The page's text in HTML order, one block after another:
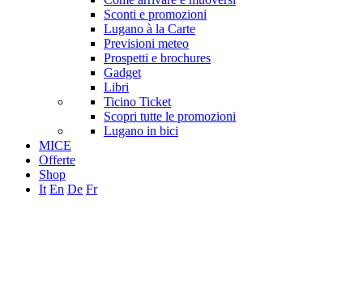
Sconti e promozioni
Lugano à la Carte
Previsioni meteo
Prospetti e brochures
Gadget
Libri
Ticino Ticket
Scopri tutte le promozioni
Lugano in bici
MICE
Offerte
Shop
It En De Fr